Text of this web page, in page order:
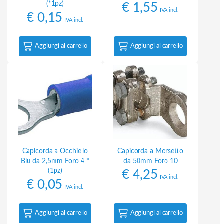
(*1pz)
€ 0,15 IVA incl.
Aggiungi al carrello
€ 1,55 IVA incl.
Aggiungi al carrello
Capicorda a Occhiello
Blu da 2,5mm Foro 4 *
(1pz)
€ 0,05 IVA incl.
Aggiungi al carrello
Capicorda a Morsetto
da 50mm Foro 10
€ 4,25 IVA incl.
Aggiungi al carrello